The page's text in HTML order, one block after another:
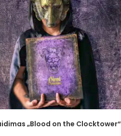
„Blood on the Clocktower“